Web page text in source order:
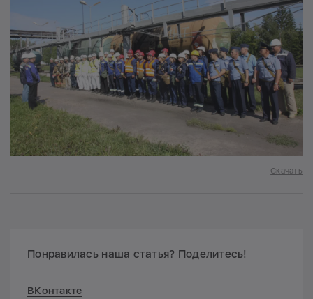
Скачать
Понравилась наша статья? Поделитесь!
ВКонтакте